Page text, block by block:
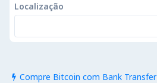
Localização
 Compre Bitcoin com Bank Transfer